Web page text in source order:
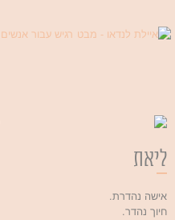
ליאת
אישה נהדרת.
חיוך נהדר.